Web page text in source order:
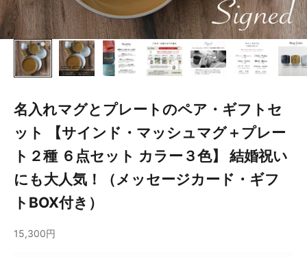
名入れマグとプレートのペア・ギフトセ
ット 【サインド・マッシュマグ＋プレー
ト２種 ６点セット カラー３色】 結婚祝い
にも大人気！（メッセージカード・ギフ
トBOX付き）
15,300円